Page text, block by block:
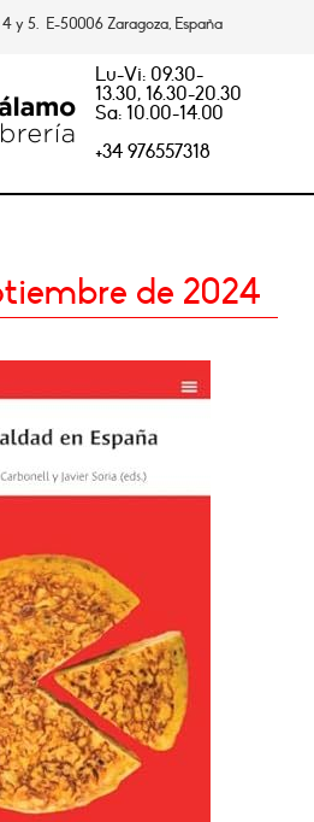
4 y 5. E-50006 Zaragoza, España
Lu-Vi: 09.30-
13.30, 16.30-20.30
Sa: 10.00-14.00
+34 976557318
de 2024